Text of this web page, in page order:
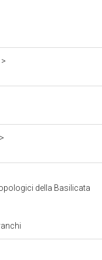
della Basilicata